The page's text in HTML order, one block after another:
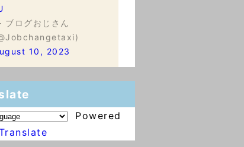
ログおじさん
10, 2023
Powered